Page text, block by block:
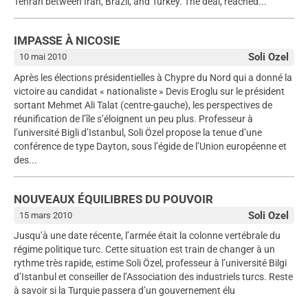
IMPASSE À NICOSIE
Soli Ozel
10 mai 2010
Après les élections présidentielles à Chypre du Nord qui a donné la
victoire au candidat « nationaliste » Devis Eroglu sur le président
sortant Mehmet Ali Talat (centre-gauche), les perspectives de
réunification de l’île s’éloignent un peu plus. Professeur à
l’université Bigli d’Istanbul, Soli Özel propose la tenue d’une
conférence de type Dayton, sous l’égide de l’Union européenne et
des...
NOUVEAUX ÉQUILIBRES DU POUVOIR
Soli Ozel
15 mars 2010
Jusqu’à une date récente, l’armée était la colonne vertébrale du
régime politique turc. Cette situation est train de changer à un
rythme très rapide, estime Soli Özel, professeur à l’université Bilgi
d’Istanbul et conseiller de l’Association des industriels turcs. Reste
à savoir si la Turquie passera d’un gouvernement élu